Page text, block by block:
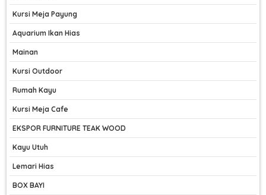
Kursi Meja Payung
Aquarium Ikan Hias
Mainan
Kursi Outdoor
Rumah Kayu
Kursi Meja Cafe
EKSPOR FURNITURE TEAK WOOD
Kayu Utuh
Lemari Hias
BOX BAYI